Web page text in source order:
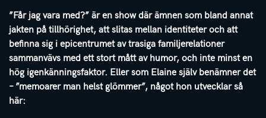
”Får jag vara med?” är en show där ämnen som bland annat
jakten på tillhörighet, att slitas mellan identiteter och att
befinna sig i epicentrumet av trasiga familjerelationer
sammanvävs med ett stort mått av humor, och inte minst en
hög igenkänningsfaktor. Eller som Elaine själv benämner det
– ”memoarer man helst glömmer”, något hon utvecklar så
här: